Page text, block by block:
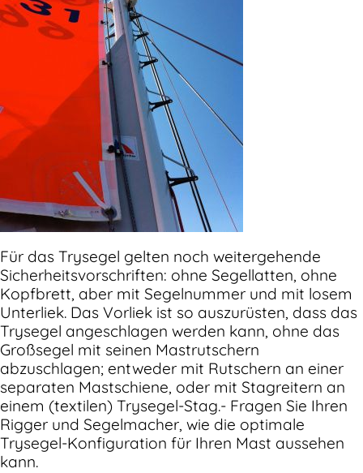
Für das Trysegel gelten noch weitergehende
Sicherheitsvorschriften: ohne Segellatten, ohne
Kopfbrett, aber mit Segelnummer und mit losem
Unterliek. Das Vorliek ist so auszurüsten, dass das
Trysegel angeschlagen werden kann, ohne das
Großsegel mit seinen Mastrutschern
abzuschlagen; entweder mit Rutschern an einer
separaten Mastschiene, oder mit Stagreitern an
einem (textilen) Trysegel-Stag.- Fragen Sie Ihren
Rigger und Segelmacher, wie die optimale
Trysegel-Konfiguration für Ihren Mast aussehen
kann.